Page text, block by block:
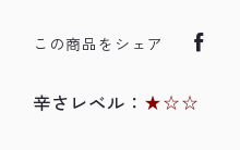
この商品をシェア
辛さレベル： ★☆☆